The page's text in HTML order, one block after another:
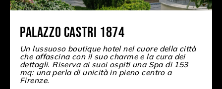
Palazzo Castri 1874
Un lussuoso boutique hotel nel cuore della città
che affascina con il suo charme e la cura dei
dettagli. Riserva ai suoi ospiti una Spa di 153
mq: una perla di unicità in pieno centro a
Firenze.